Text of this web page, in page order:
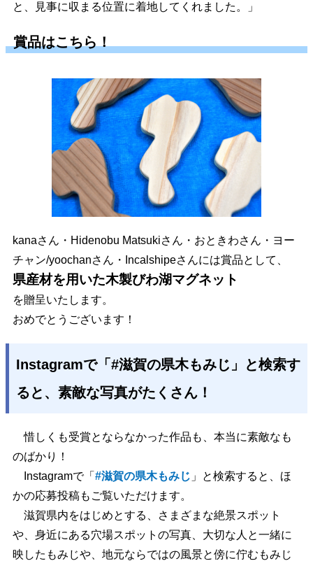
と、見事に収まる位置に着地してくれました。」
賞品はこちら！
kanaさん・Hidenobu Matsukiさん・おときわさん・ヨー
チャン/yoochanさん・Incalshipeさんには賞品として、
県産材を用いた木製びわ湖マグネット
を贈呈いたします。
おめでとうございます！
Instagramで「#滋賀の県木もみじ」と検索す
ると、素敵な写真がたくさん！
惜しくも受賞とならなかった作品も、本当に素敵なも
のばかり！
Instagramで「 #滋賀の県木もみじ 」と検索すると、ほ
かの応募投稿もご覧いただけます。
滋賀県内をはじめとする、さまざまな絶景スポット
や、身近にある穴場スポットの写真、大切な人と一緒に
映したもみじや、地元ならではの風景と傍に佇むもみじ